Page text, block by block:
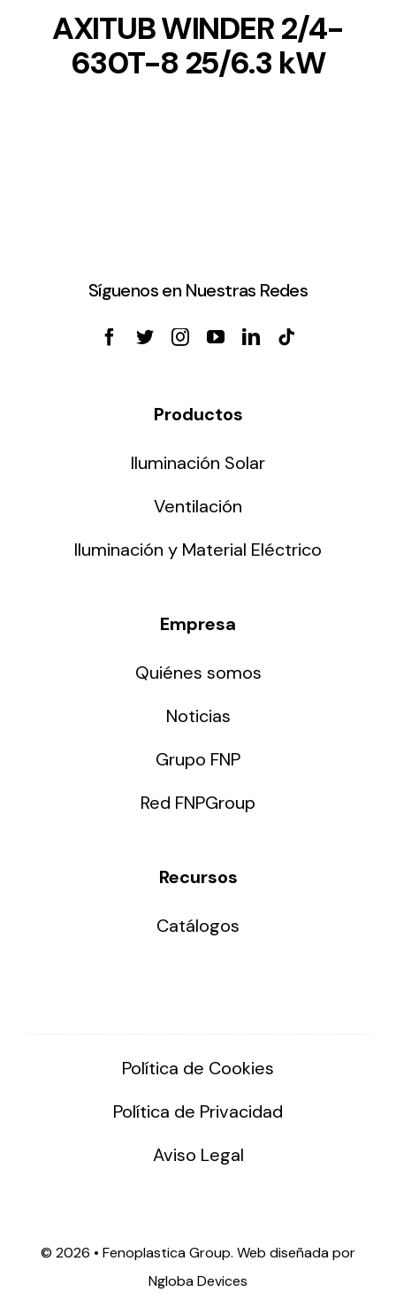
AXITUB WINDER 2/4-
630T-8 25/6.3 kW
Síguenos en Nuestras Redes
Productos
Iluminación Solar
Ventilación
Iluminación y Material Eléctrico
Empresa
Quiénes somos
Noticias
Grupo FNP
Red FNPGroup
Recursos
Catálogos
Política de Cookies
Política de Privacidad
Aviso Legal
© 2026 • Fenoplastica Group. Web diseñada por
Ngloba Devices